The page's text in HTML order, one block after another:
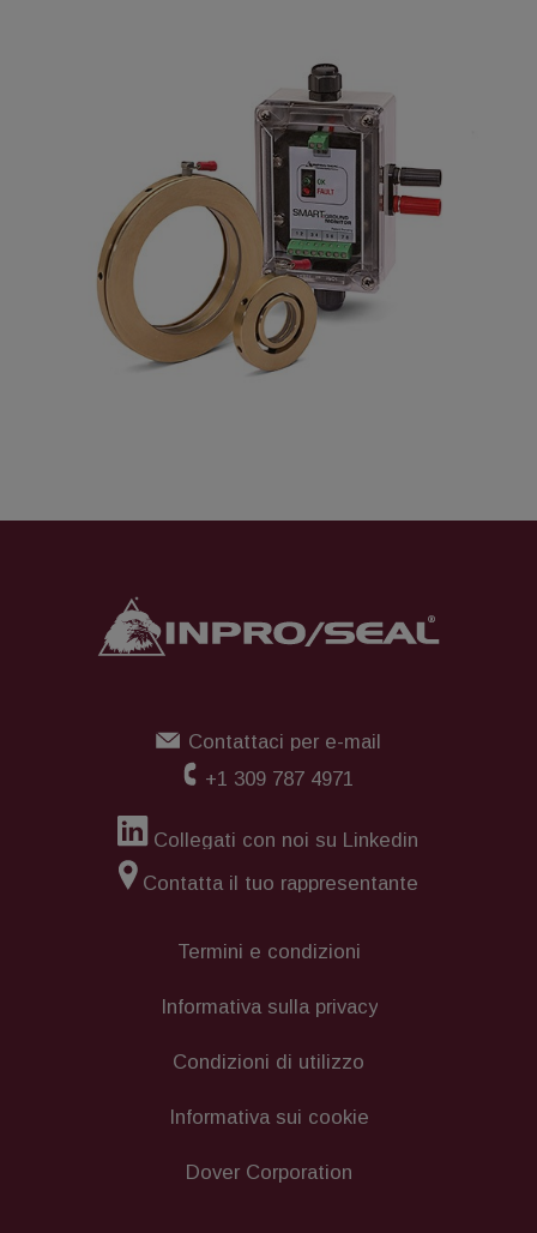
Contattaci per e-mail
+1 309 787 4971
Collegati con noi su Linkedin
Contatta il tuo rappresentante
Termini e condizioni
Informativa sulla privacy
Condizioni di utilizzo
Informativa sui cookie
Dover Corporation